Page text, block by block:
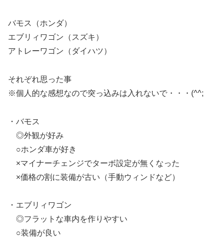
バモス（ホンダ）
エブリィワゴン（スズキ）
アトレーワゴン（ダイハツ）
それぞれ思った事
※個人的な感想なので突っ込みは入れないで・・・(^^;
・バモス
◎外観が好み
○ホンダ車が好き
×マイナーチェンジでターボ設定が無くなった
×価格の割に装備が古い（手動ウィンドなど）
・エブリィワゴン
◎フラットな車内を作りやすい
○装備が良い